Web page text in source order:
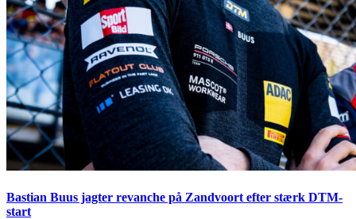
Bastian Buus jagter revanche på Zandvoort efter stærk DTM-
start